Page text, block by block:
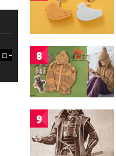
8
9